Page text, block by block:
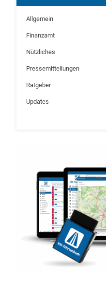
Allgemein
Finanzamt
Nützliches
Pressemitteilungen
Ratgeber
Updates